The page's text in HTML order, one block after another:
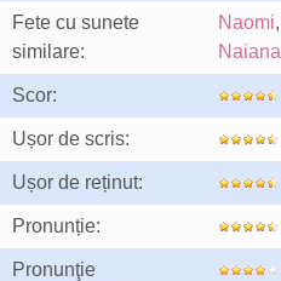
Fete cu sunete
similare:
Naomi,
Naiana
Scor:
Ușor de scris:
Ușor de reținut:
Pronunție:
Pronunţie